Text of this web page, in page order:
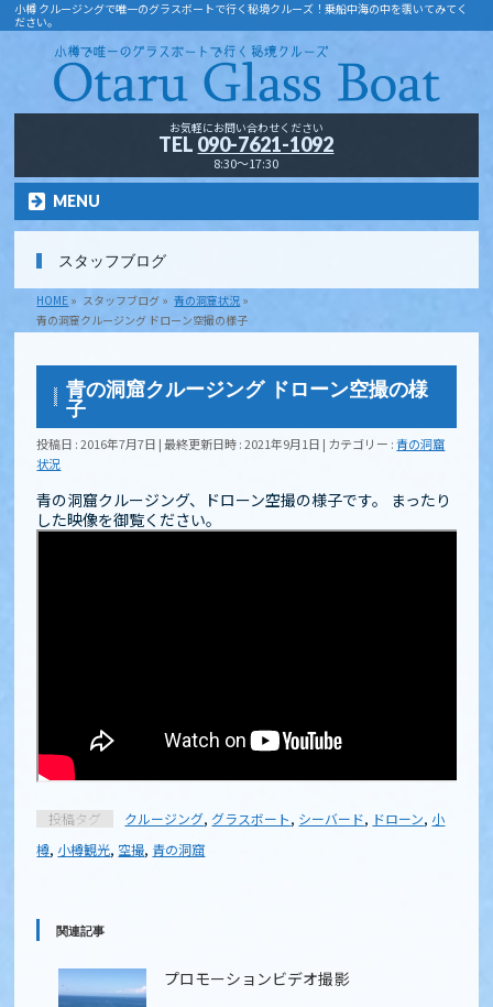
小樽 クルージングで唯一のグラスボートで行く秘境クルーズ！乗船中海の中を覗いてみてく
ださい。
お気軽にお問い合わせください
TEL 090-7621-1092
8:30～17:30
MENU
スタッフブログ
HOME » スタッフブログ » 青の洞窟状況 »
青の洞窟クルージング ドローン空撮の様子
青の洞窟クルージング ドローン空撮の様
子
投稿日 : 2016年7月7日 最終更新日時 : 2021年9月1日 カテゴリー :青の洞窟
状況
青の洞窟クルージング、ドローン空撮の様子です。 まったり
した映像を御覧ください。
投稿タグ クルージング, グラスボート, シーバード, ドローン, 小
樽, 小樽観光, 空撮, 青の洞窟
関連記事
プロモーションビデオ撮影